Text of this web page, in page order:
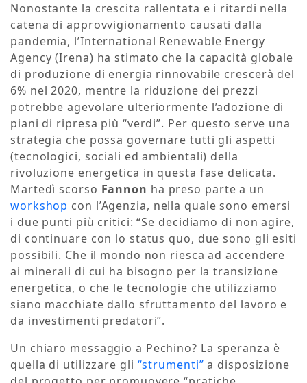
Nonostante la crescita rallentata e i ritardi nella
catena di approvvigionamento causati dalla
pandemia, l’International Renewable Energy
Agency (Irena) ha stimato che la capacità globale
di produzione di energia rinnovabile crescerà del
6% nel 2020, mentre la riduzione dei prezzi
potrebbe agevolare ulteriormente l’adozione di
piani di ripresa più “verdi”. Per questo serve una
strategia che possa governare tutti gli aspetti
(tecnologici, sociali ed ambientali) della
rivoluzione energetica in questa fase delicata.
Martedì scorso Fannon ha preso parte a un
workshop con l’Agenzia, nella quale sono emersi
i due punti più critici: “Se decidiamo di non agire,
di continuare con lo status quo, due sono gli esiti
possibili. Che il mondo non riesca ad accendere
ai minerali di cui ha bisogno per la transizione
energetica, o che le tecnologie che utilizziamo
siano macchiate dallo sfruttamento del lavoro e
da investimenti predatori”.
Un chiaro messaggio a Pechino? La speranza è
quella di utilizzare gli “strumenti” a disposizione